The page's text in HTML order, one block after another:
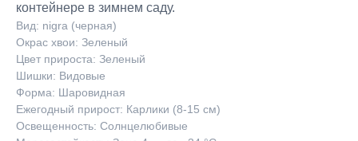
контейнере в зимнем саду.
Вид: nigra (черная)
Окрас хвои: Зеленый
Цвет прироста: Зеленый
Шишки: Видовые
Форма: Шаровидная
Ежегодный прирост: Карлики (8-15 см)
Освещенность: Солнцелюбивые